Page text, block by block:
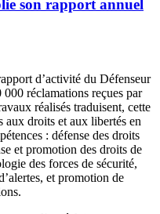
son rapport annuel
d’activité du Défenseur
réclamations reçues par
réalisés traduisent, cette
aux droits et aux libertés en
: défense des droits
et promotion des droits de
des forces de sécurité,
et promotion de